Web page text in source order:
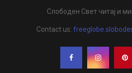
Слободен Свет читај и
Contact us: